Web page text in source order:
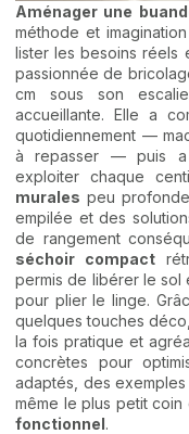
Aménager une
méthode et
lister les besoins réels
passionnée de
cm sous son
accueillante. Elle a
quotidiennement —
à repasser — puis a
exploiter chaque
murales peu
empilée et des
de rangement
séchoir compact
permis de libérer le sol
pour plier le linge.
quelques touches
la fois pratique et
concrètes pour
adaptés, des
même le plus petit coin
fonctionnel.